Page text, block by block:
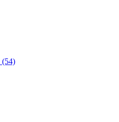
(54)